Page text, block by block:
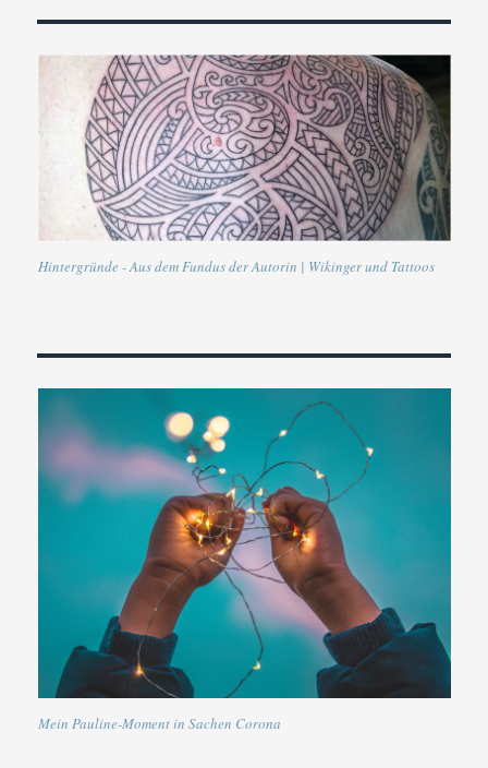
Hintergründe - Aus dem Fundus der Autorin | Wikinger und Tattoos
Mein Pauline-Moment in Sachen Corona